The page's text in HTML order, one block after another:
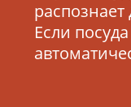
распознает
Если